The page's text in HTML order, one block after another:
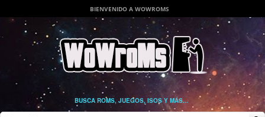
BIENVENIDO A WOWROMS
BUSCA ROMS, JUEGOS, ISOS Y MÁS...